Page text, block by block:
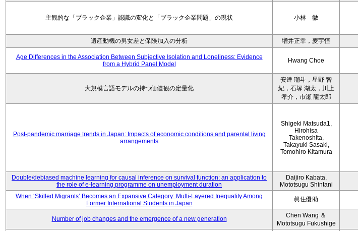
主観的な「ブラック企業」認識の変化と「ブラック企業問題」の現状 小林 徹
遺産動機の男女差と保険加入の分析
増井正幸，麦宇恒
Age Differences in the Association Between Subjective Isolation and Loneliness: Evidence
from a Hybrid Panel Model
Hwang Choe
大規模言語モデルの持つ価値観の定量化
安達 瑠斗，星野 智
紀，石塚 湖太，川上
孝介，市瀬 龍太郎
Post-pandemic marriage trends in Japan: Impacts of economic conditions and parental living
arrangements
Shigeki Matsuda1,
Hirohisa
Takenoshita,
Takayuki Sasaki,
Tomohiro Kitamura
Double/debiased machine learning for causal inference on survival function: an application to
the role of e-learning programme on unemployment duration
Daijiro Kabata,
Mototsugu Shintani
When ‘Skilled Migrants’ Becomes an Expansive Category: Multi-Layered Inequality Among
Former International Students in Japan
眞住優助
Number of job changes and the emergence of a new generation
Chen Wang ＆
Mototsugu Fukushige